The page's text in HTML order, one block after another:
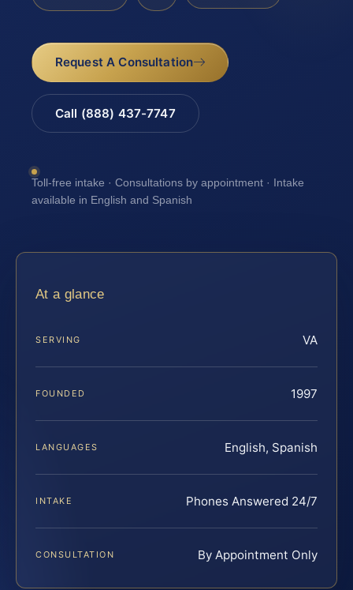
Request A Consultation
Call (888) 437-7747
Toll-free intake · Consultations by appointment · Intake
available in English and Spanish
At a glance
SERVING VA
FOUNDED 1997
LANGUAGES English, Spanish
INTAKE Phones Answered 24/7
CONSULTATION By Appointment Only